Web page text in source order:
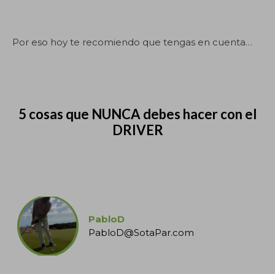
Por eso hoy te recomiendo que tengas en cuenta…
5 cosas que NUNCA debes hacer con el
DRIVER
PabloD
PabloD@SotaPar.com